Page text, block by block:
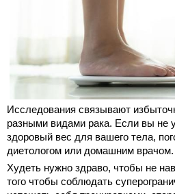
Исследования связывают
разными видами рака. Если вы не
здоровый вес для вашего тела,
диетологом или домашним врачом.
Худеть нужно здраво, чтобы не
того чтобы соблюдать